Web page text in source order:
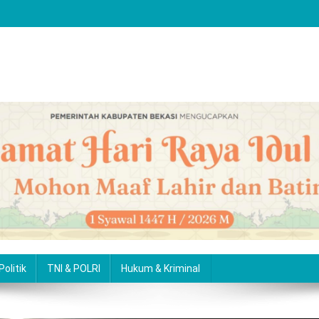
Politik TNI & POLRI Hukum & Kriminal